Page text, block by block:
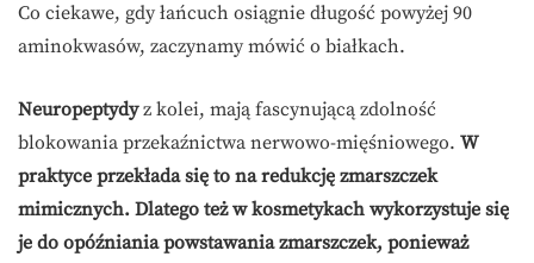
Co ciekawe, gdy łańcuch osiągnie długość powyżej 90
aminokwasów, zaczynamy mówić o białkach.
Neuropeptydyz kolei, mają fascynującą zdolność
blokowania przekaźnictwa nerwowo-mięśniowego. W
praktyce przekłada się to na redukcję zmarszczek
mimicznych. Dlatego też w kosmetykach wykorzystuje się
je do opóźniania powstawania zmarszczek, ponieważ